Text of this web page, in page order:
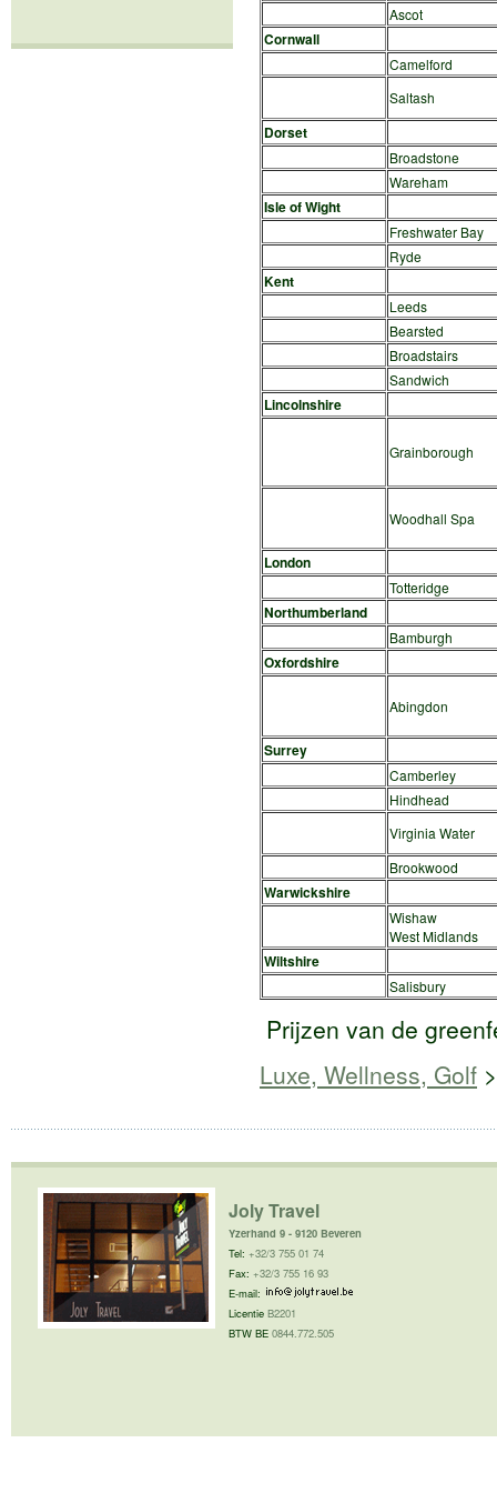
Ascot
Cornwall
Camelford
Saltash
Dorset
Broadstone
Wareham
Isle of Wight
Freshwater Bay
Ryde
Kent
Leeds
Bearsted
Broadstairs
Sandwich
Lincolnshire
Grainborough
Woodhall Spa
London
Totteridge
Northumberland
Bamburgh
Oxfordshire
Abingdon
Surrey
Camberley
Hindhead
Virginia Water
Brookwood
Warwickshire
Wishaw
West Midlands
Wiltshire
Salisbury
Prijzen van de
Luxe, Wellness, Golf
Joly Travel
Yzerhand 9 - 9120 Beveren
Tel: +32/3 755 01 74
Fax: +32/3 755 16 93
E-mail:
Licentie B2201
BTW BE 0844.772.505